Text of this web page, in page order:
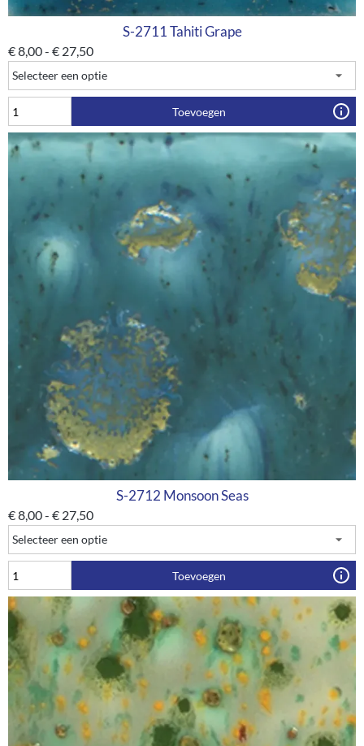
S-2711 Tahiti Grape
€8,00- € 27,50
Toevoegen
S-2712 Monsoon Seas
€8,00- € 27,50
Toevoegen